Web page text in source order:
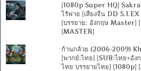
[1080p Super HQ]
ไร้พ่าย [เสียงจีน DD
[บรรยาย: อังกฤษ Master]
[MASTER]
ก้านกล้วย (2006-2009)
[พากย์:ไทย] [SUB:ไทย+อัง
ไทย บรรยายไทย] [1080p]